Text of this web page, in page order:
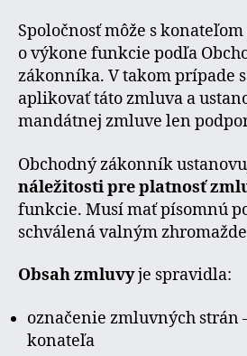
Spoločnosť môže s
o výkone funkcie podľa
zákonníka. V takom prípade
aplikovať táto zmluva a
mandátnej zmluve len
Obchodný zákonník
náležitosti pre platnosť
funkcie. Musí mať písomnú
schválená valným
Obsah zmluvyje spravidla:
označenie zmluvných strán
konateľa